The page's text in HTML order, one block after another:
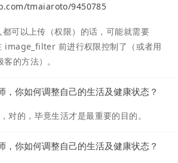
tmaiaroto/9450785
可以上传（权限）的话，可能就需要
前进行权限控制了（或者用
的方法）。
，你如何调整自己的生活及健康状态？
对的，毕竟生活才是最重要的目的。
，你如何调整自己的生活及健康状态？